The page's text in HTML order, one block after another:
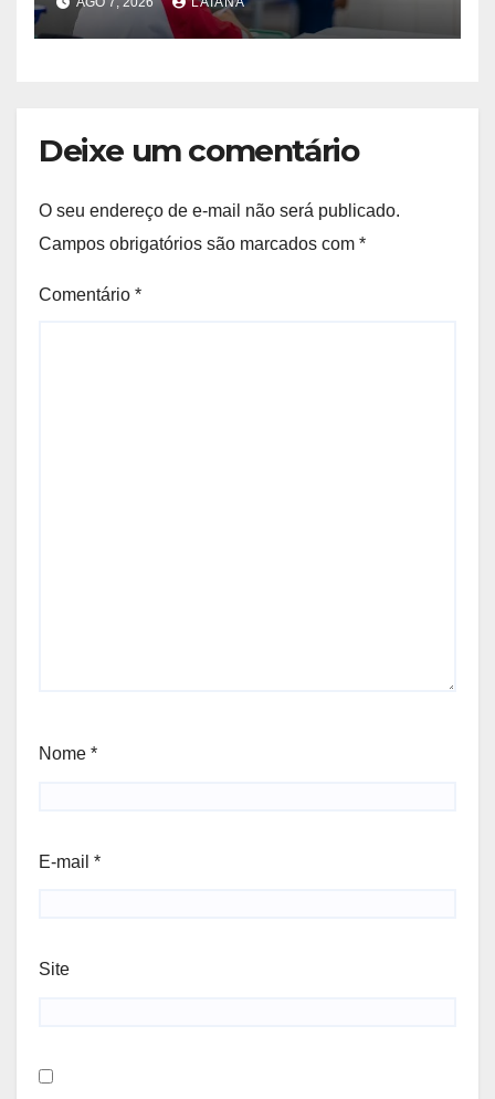
municipal de ensino
Deixe um comentário
O seu endereço de e-mail não será publicado.
Campos obrigatórios são marcados com *
Comentário *
Nome *
E-mail *
Site